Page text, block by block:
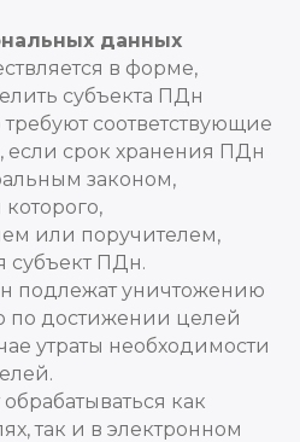
данных
в форме,
субъекта ПДн
соответствующие
срок хранения ПДн
законом,
или поручителем,
субъект ПДн.
подлежат уничтожению
по достижении целей
утраты необходимости
как
так и в электронном